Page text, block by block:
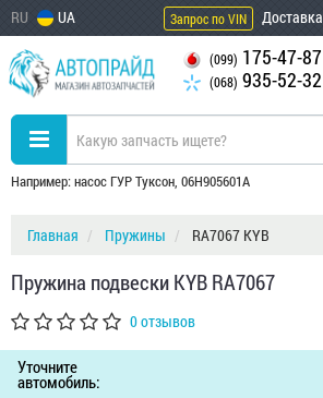
RU UA Запрос по VIN Доставка
(099) 175-47-87
(068) 935-52-32
Например: насос ГУР Туксон, 06H905601A
Главная Пружины RA7067 KYB
Пружина подвески KYB RA7067
0 отзывов
Уточните
автомобиль: